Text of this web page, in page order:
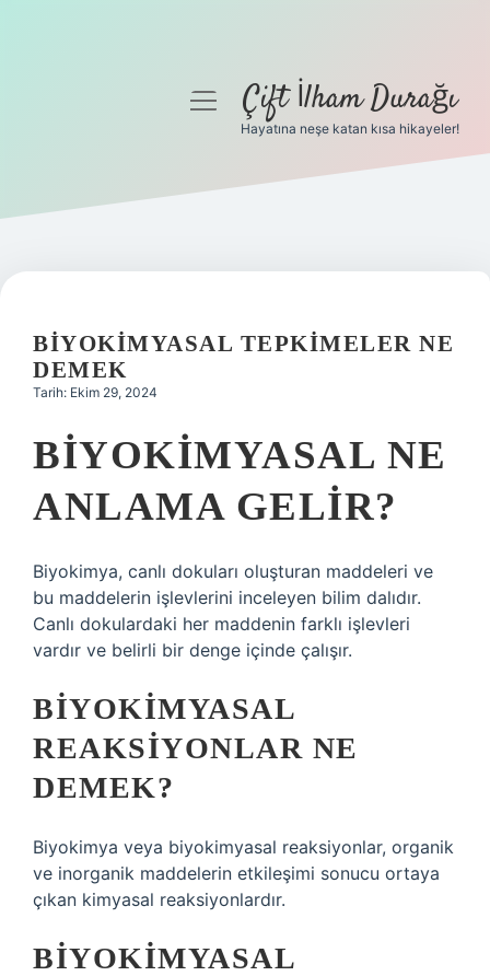
Gizlilik Politikası
Yasal Uyarı
menüyüÇift İlham Durağı
Hayatına neşe katan kısa hikayeler!
BIYOKIMYASAL TEPKIMELER NE
DEMEK
Tarih: Ekim 29, 2024
BIYOKIMYASAL NE
ANLAMA GELIR?
Biyokimya, canlı dokuları oluşturan maddeleri ve
bu maddelerin işlevlerini inceleyen bilim dalıdır.
Canlı dokulardaki her maddenin farklı işlevleri
vardır ve belirli bir denge içinde çalışır.
BIYOKIMYASAL
REAKSIYONLAR NE
DEMEK?
Biyokimya veya biyokimyasal reaksiyonlar, organik
ve inorganik maddelerin etkileşimi sonucu ortaya
çıkan kimyasal reaksiyonlardır.
BIYOKIMYASAL